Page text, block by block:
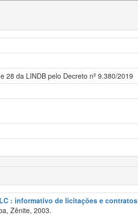
28 da LINDB pelo Decreto nº 9.380/2019
: informativo de licitações e contratos
Zênite, 2003.